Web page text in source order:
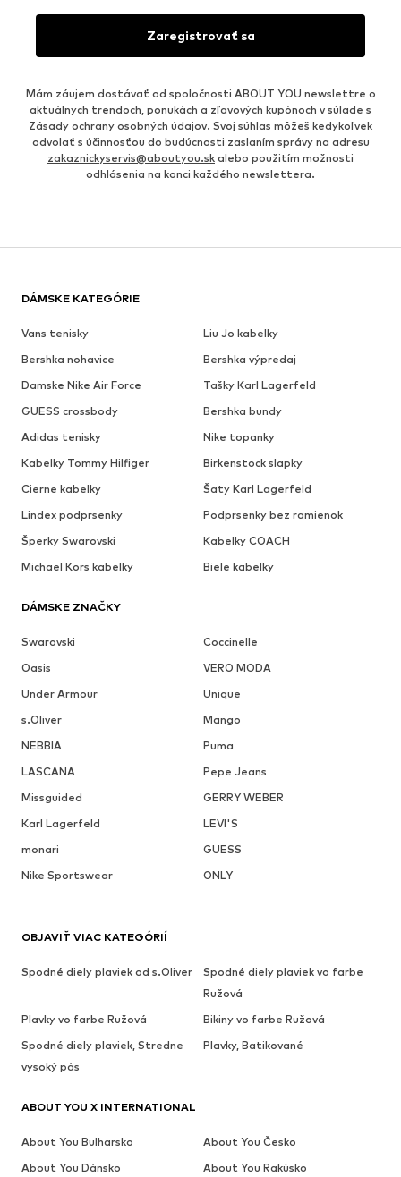
Zaregistrovať sa
Mám záujem dostávať od spoločnosti ABOUT YOU newslettre o
aktuálnych trendoch, ponukách a zľavových kupónoch v súlade s
Zásady ochrany osobných údajov. Svoj súhlas môžeš kedykoľvek
odvolať s účinnosťou do budúcnosti zaslaním správy na adresu
zakaznickyservis@aboutyou.sk alebo použitím možnosti
odhlásenia na konci každého newslettera.
DÁMSKE KATEGÓRIE
Vans tenisky
Liu Jo kabelky
Bershka nohavice
Bershka výpredaj
Damske Nike Air Force
Tašky Karl Lagerfeld
GUESS crossbody
Bershka bundy
Adidas tenisky
Nike topanky
Kabelky Tommy Hilfiger
Birkenstock slapky
Cierne kabelky
Šaty Karl Lagerfeld
Lindex podprsenky
Podprsenky bez ramienok
Šperky Swarovski
Kabelky COACH
Michael Kors kabelky
Biele kabelky
DÁMSKE ZNAČKY
Swarovski
Coccinelle
Oasis
VERO MODA
Under Armour
Unique
s.Oliver
Mango
NEBBIA
Puma
LASCANA
Pepe Jeans
Missguided
GERRY WEBER
Karl Lagerfeld
LEVI'S
monari
GUESS
Nike Sportswear
ONLY
OBJAVIŤ VIAC KATEGÓRIÍ
Spodné diely plaviek od s.Oliver
Spodné diely plaviek vo farbe
Ružová
Plavky vo farbe Ružová
Bikiny vo farbe Ružová
Spodné diely plaviek, Stredne
vysoký pás
Plavky, Batikované
ABOUT YOU X INTERNATIONAL
About You Bulharsko
About You Česko
About You Dánsko
About You Rakúsko